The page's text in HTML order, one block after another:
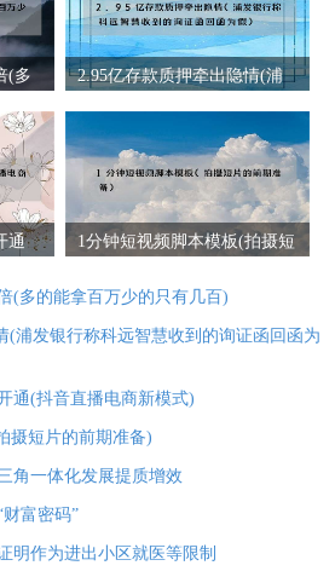
(多
2.95亿存款质押牵出隐情(浦
通
1分钟短视频脚本模板(拍摄短
(多的能拿百万少的只有几百)
(浦发银行称科远智慧收到的询证函回函为
通(抖音直播电商新模式)
摄短片的前期准备)
角一体化发展提质增效
富密码”
明作为进出小区就医等限制